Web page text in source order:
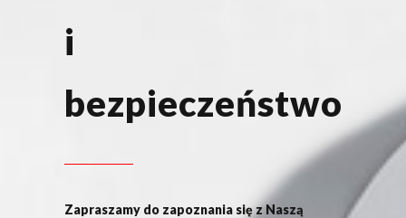
i
bezpieczeństwo
Zapraszamy do zapoznania się z Naszą